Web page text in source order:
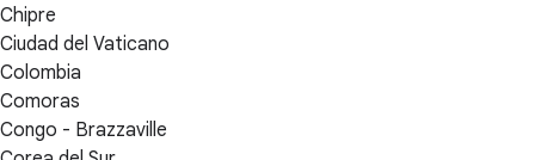
Chipre
Ciudad del Vaticano
Colombia
Comoras
Congo - Brazzaville